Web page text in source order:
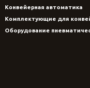
Конвейерная автоматика
Комплектующие для
Оборудование